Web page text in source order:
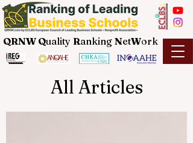
QRNW Quality Ranking NetWork
All Articles